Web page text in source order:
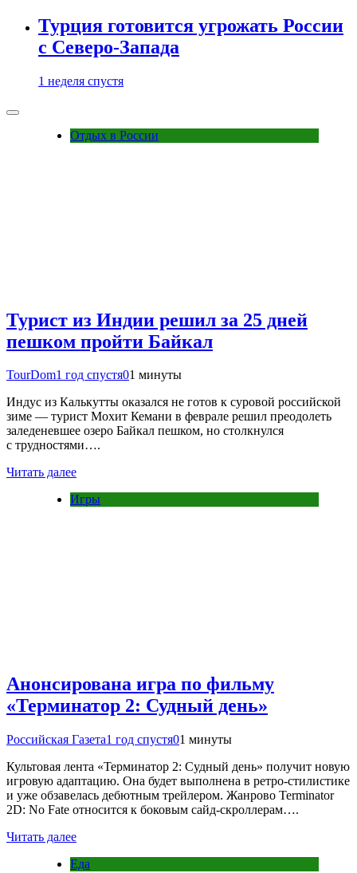
Турция готовится угрожать России
с Северо-Запада
1 неделя спустя
Отдых в России
Турист из Индии решил за 25 дней
пешком пройти Байкал
TourDom1 год спустя01 минуты
Индус из Калькутты оказался не готов к суровой российской
зиме — турист Мохит Кемани в феврале решил преодолеть
заледеневшее озеро Байкал пешком, но столкнулся
с трудностями….
Читать далее
Игры
Анонсирована игра по фильму
«Терминатор 2: Судный день»
Российская Газета1 год спустя01 минуты
Культовая лента «Терминатор 2: Судный день» получит новую
игровую адаптацию. Она будет выполнена в ретро-стилистике
и уже обзавелась дебютным трейлером. Жанрово Terminator
2D: No Fate относится к боковым сайд-скроллерам….
Читать далее
Еда